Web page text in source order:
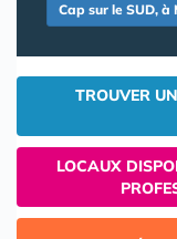
Cap sur le SUD, à
TROUVER
LOCAUX